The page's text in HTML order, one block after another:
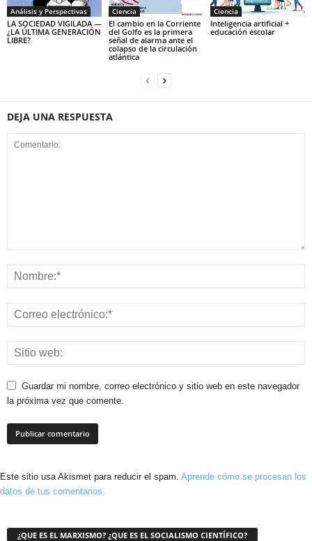
Análisis y Perspectivas
LA SOCIEDAD VIGILADA —
¿LA ÚLTIMA GENERACIÓN
LIBRE?
Ciencia
El cambio en la Corriente
del Golfo es la primera
señal de alarma ante el
colapso de la circulación
atlántica
Ciencia
Inteligencia artificial +
educación escolar
DEJA UNA RESPUESTA
Guardar mi nombre, correo electrónico y sitio web en este navegador
la próxima vez que comente.
Este sitio usa Akismet para reducir el spam. Aprende cómo se procesan los
datos de tus comentarios.
¿QUE ES EL MARXISMO? ¿QUE ES EL SOCIALISMO CIENTÍFICO?